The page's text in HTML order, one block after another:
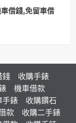
借錢,免留車借
錢
收購手錶
機車借款
手錶
收購鑽石
款
收購二手錶